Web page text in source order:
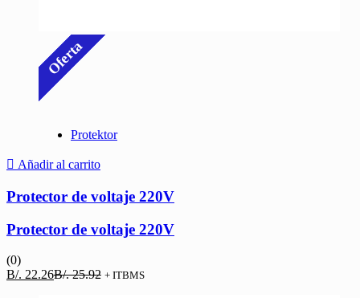
Oferta
Protektor
Añadir al carrito
Protector de voltaje 220V
Protector de voltaje 220V
(0)
B/. 22.26El
B/.25.92 El
+ ITBMS